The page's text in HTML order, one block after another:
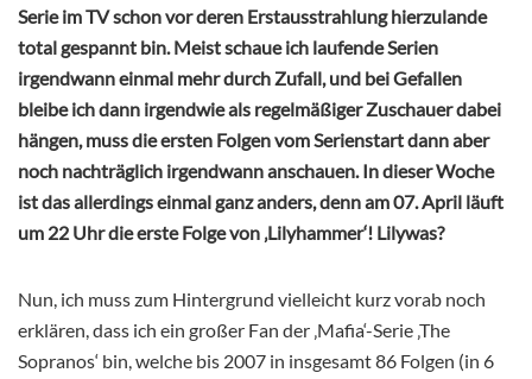
Serie im TV schon vor deren Erstausstrahlung hierzulande
total gespannt bin. Meist schaue ich laufende Serien
irgendwann einmal mehr durch Zufall, und bei Gefallen
bleibe ich dann irgendwie als regelmäßiger Zuschauer dabei
hängen, muss die ersten Folgen vom Serienstart dann aber
noch nachträglich irgendwann anschauen. In dieser Woche
ist das allerdings einmal ganz anders, denn am 07. April läuft
um 22 Uhr die erste Folge von ‚Lilyhammer‘! Lilywas?
Nun, ich muss zum Hintergrund vielleicht kurz vorab noch
erklären, dass ich ein großer Fan der ‚Mafia‘-Serie ‚The
Sopranos‘ bin, welche bis 2007 in insgesamt 86 Folgen (in 6